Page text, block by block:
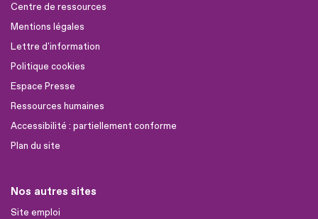
Centre de ressources
Mentions légales
Lettre d'information
Politique cookies
Espace Presse
Ressources humaines
Accessibilité : partiellement conforme
Plan du site
Nos autres sites
Site emploi